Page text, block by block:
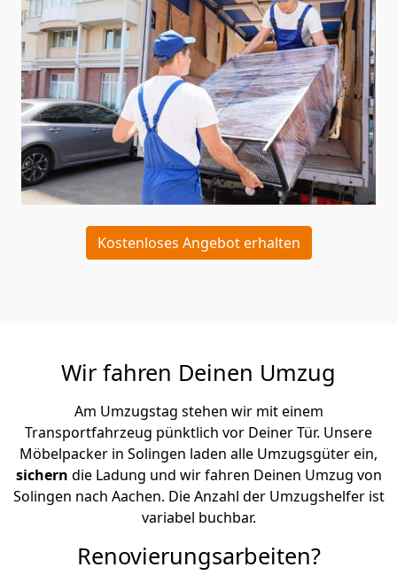
Kostenloses Angebot erhalten
Wir fahren Deinen Umzug
Am Umzugstag stehen wir mit einem
Transportfahrzeug pünktlich vor Deiner Tür. Unsere
Möbelpacker in Solingen laden alle Umzugsgüter ein,
sichern die Ladung und wir fahren Deinen Umzug von
Solingen nach Aachen. Die Anzahl der Umzugshelfer ist
variabel buchbar.
Renovierungsarbeiten?